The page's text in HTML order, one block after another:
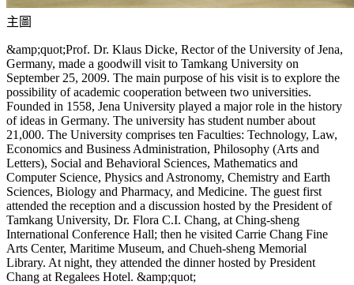
主圖
&amp;quot;Prof. Dr. Klaus Dicke, Rector of the University of Jena,
Germany, made a goodwill visit to Tamkang University on
September 25, 2009. The main purpose of his visit is to explore the
possibility of academic cooperation between two universities.
Founded in 1558, Jena University played a major role in the history
of ideas in Germany. The university has student number about
21,000. The University comprises ten Faculties: Technology, Law,
Economics and Business Administration, Philosophy (Arts and
Letters), Social and Behavioral Sciences, Mathematics and
Computer Science, Physics and Astronomy, Chemistry and Earth
Sciences, Biology and Pharmacy, and Medicine. The guest first
attended the reception and a discussion hosted by the President of
Tamkang University, Dr. Flora C.I. Chang, at Ching-sheng
International Conference Hall; then he visited Carrie Chang Fine
Arts Center, Maritime Museum, and Chueh-sheng Memorial
Library. At night, they attended the dinner hosted by President
Chang at Regalees Hotel. &amp;quot;